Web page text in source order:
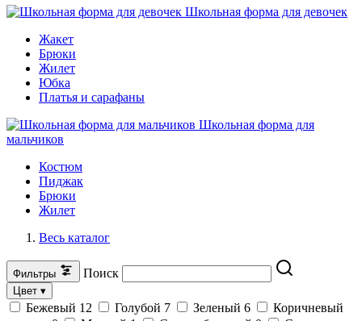
Школьная форма для девочек
Жакет
Брюки
Жилет
Юбка
Платья и сарафаны
Школьная форма для
мальчиков
Костюм
Пиджак
Брюки
Жилет
Весь каталог
Фильтры Поиск
Цвет ▾
Бежевый 12 Голубой 7 Зеленый 6
Коричневый